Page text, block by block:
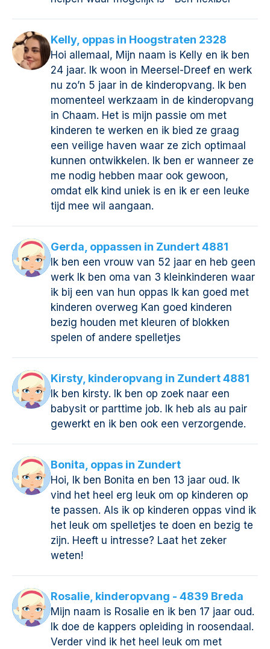
Kelly, oppas in Hoogstraten 2328
Hoi allemaal, Mijn naam is Kelly en ik ben
24 jaar. Ik woon in Meersel-Dreef en werk
nu zo’n 5 jaar in de kinderopvang. Ik ben
momenteel werkzaam in de kinderopvang
in Chaam. Het is mijn passie om met
kinderen te werken en ik bied ze graag
een veilige haven waar ze zich optimaal
kunnen ontwikkelen. Ik ben er wanneer ze
me nodig hebben maar ook gewoon,
omdat elk kind uniek is en ik er een leuke
tijd mee wil aangaan.
Gerda, oppassen in Zundert 4881
Ik ben een vrouw van 52 jaar en heb geen
werk Ik ben oma van 3 kleinkinderen waar
ik bij een van hun oppas Ik kan goed met
kinderen overweg Kan goed kinderen
bezig houden met kleuren of blokken
spelen of andere spelletjes
Kirsty, kinderopvang in Zundert 4881
Ik ben kirsty. Ik ben op zoek naar een
babysit or parttime job. Ik heb als au pair
gewerkt en ik ben ook een verzorgende.
Bonita, oppas in Zundert
Hoi, Ik ben Bonita en ben 13 jaar oud. Ik
vind het heel erg leuk om op kinderen op
te passen. Als ik op kinderen oppas vind ik
het leuk om spelletjes te doen en bezig te
zijn. Heeft u intresse? Laat het zeker
weten!
Rosalie, kinderopvang - 4839 Breda
Mijn naam is Rosalie en ik ben 17 jaar oud.
Ik doe de kappers opleiding in roosendaal.
Verder vind ik het heel leuk om met